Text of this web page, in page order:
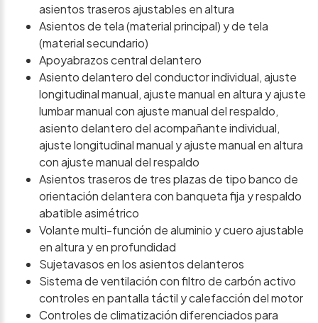
asientos traseros ajustables en altura
Asientos de tela (material principal) y de tela
(material secundario)
Apoyabrazos central delantero
Asiento delantero del conductor individual, ajuste
longitudinal manual, ajuste manual en altura y ajuste
lumbar manual con ajuste manual del respaldo,
asiento delantero del acompañante individual,
ajuste longitudinal manual y ajuste manual en altura
con ajuste manual del respaldo
Asientos traseros de tres plazas de tipo banco de
orientación delantera con banqueta fija y respaldo
abatible asimétrico
Volante multi-función de aluminio y cuero ajustable
en altura y en profundidad
Sujetavasos en los asientos delanteros
Sistema de ventilación con filtro de carbón activo
controles en pantalla táctil y calefacción del motor
Controles de climatización diferenciados para